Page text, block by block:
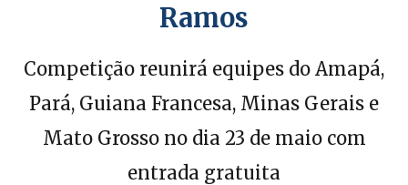
Ramos
Competição reunirá equipes do Amapá,
Pará, Guiana Francesa, Minas Gerais e
Mato Grosso no dia 23 de maio com
entrada gratuita